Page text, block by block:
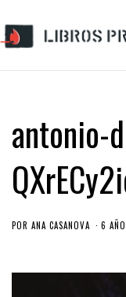
antonio-
POR ANA CASANOVA 6